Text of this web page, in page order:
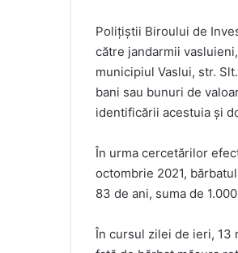
Polițiștii Biroului de
către jandarmii
municipiul Vaslui, str.
bani sau bunuri de
identificării acestuia și
În urma cercetărilor
octombrie 2021,
83 de ani, suma de
În cursul zilei de ieri, 13